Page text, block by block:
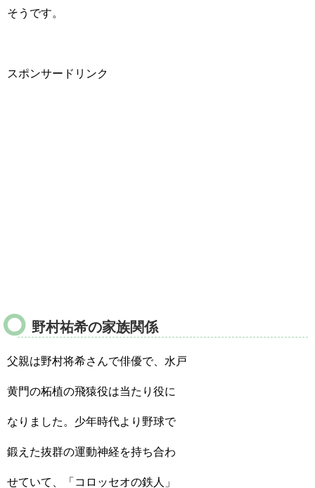
そうです。
スポンサードリンク
野村祐希の家族関係
父親は野村将希さんで俳優で、水戸
黄門の柘植の飛猿役は当たり役に
なりました。少年時代より野球で
鍛えた抜群の運動神経を持ち合わ
せていて、「コロッセオの鉄人」